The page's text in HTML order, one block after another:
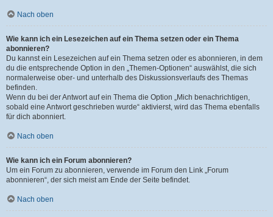
Nach oben
Wie kann ich ein Lesezeichen auf ein Thema setzen oder ein Thema
abonnieren?
Du kannst ein Lesezeichen auf ein Thema setzen oder es abonnieren, in dem
du die entsprechende Option in den „Themen-Optionen“ auswählst, die sich
normalerweise ober- und unterhalb des Diskussionsverlaufs des Themas
befinden.
Wenn du bei der Antwort auf ein Thema die Option „Mich benachrichtigen,
sobald eine Antwort geschrieben wurde“ aktivierst, wird das Thema ebenfalls
für dich abonniert.
Nach oben
Wie kann ich ein Forum abonnieren?
Um ein Forum zu abonnieren, verwende im Forum den Link „Forum
abonnieren“, der sich meist am Ende der Seite befindet.
Nach oben